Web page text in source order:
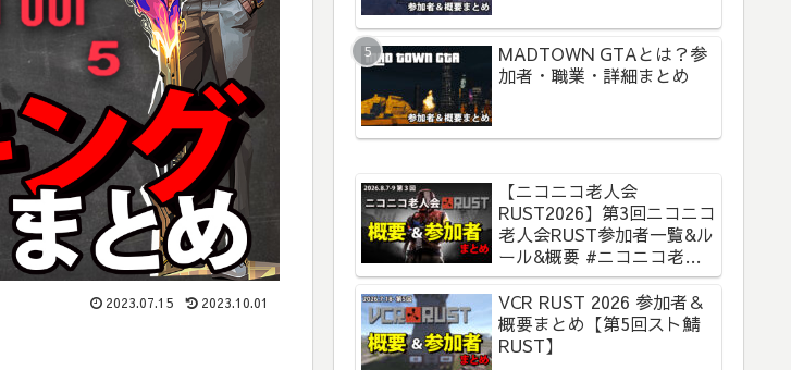
2023.07.15 2023.10.01
MADTOWN GTAとは？参
加者・職業・詳細まとめ
【ニコニコ老人会
RUST2026】第3回ニコニコ
老人会RUST参加者一覧&ル
ール&概要 #ニコニコ老人
会RUST
VCR RUST 2026 参加者＆
概要まとめ【第5回スト鯖
RUST】